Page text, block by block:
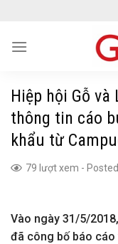
content
Hiệp hội Gỗ
thông tin cáo
khẩu từ
79 lượt xem -
Vào ngày 31/5/
đã công bố báo cáo